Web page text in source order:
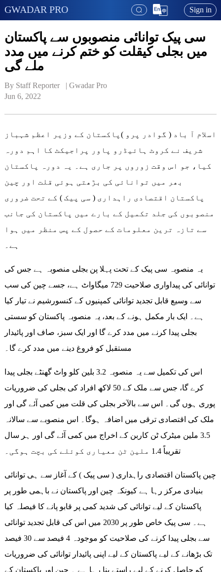
GWADAR PRO Sign in
سی پیک توانائی منصوبوں سے پاکستان
میں بجلی کیقلت کو ختم کرنے میں مدد
ملے گی
By Staff Reporter   | Gwadar Pro
Jun 6, 2022
اسلام آ باد ( گوادر پرو )پاکستان کے وزیر اعظم شہباز
شریف نے کروٹ ہائیڈرو پاور پراجیکٹ کا اہم دورہ
کیا، جو اس وقت زوروں پر جاری ہے۔ یہ دورہ پاکستان
بھر میں توانائی کی بڑھتی ہوئی قلت اور چین
پاکستان اقتصادی راہداری ( سی پیک ) کے تحت ضروری
منصوبوں کی جلد تکمیل کے بارے میں پاکستان کی جانب
سے تازہ ترین معلومات کے حصول کے پس منظر میں ہوا
ہے۔
یہ منصوبہ سی پیک کے تحت پہلا پن بجلی منصوبہ ہے جس کی
توانائی کی پیداواری صلاحیت 729 میگاواٹ ہے، جسے چین کی سب
سے وسیع قابل تجدید توانائی کمپنیوں کے کنسورشیم نے تیار کیا
ہے۔ ایک بار مکمل ہونے کے بعد، یہ منصوبہ پاکستان کو سستی
بجلی پیدا کرنے میں مدد کرے گا اور ایک سبز، صاف اور پائیدار
مستقبل کو فروغ دینے میں مدد کرے گا۔
اس کی تکمیل سے یہ منصوبہ 3.2 بلین کلو واٹ گھنٹے بجلی پیدا
کرے گا، جس سے ملک کے 50 لاکھ افراد کی بجلی کی ضروریات
پوری ہوں گی۔ اس سے بالآخر بجلی کی قلت میں کمی آئے گی اور
ملک کی اقتصادی ترقی میں اضافہ ہوگا۔ اس منصوبے سے سالانہ
3.5 ملین میٹرک ٹن کاربن کے اخراج میں کمی آئے گی اور ہر سال
تقریباً 1.4 ملین ٹن معیاری کوئلے کی بچت ہوگی۔
چین پاکستان اقتصادی راہداری ( سی پیک ) کے آغاز سے ہی توانائی
بنیادی مرکز رہا ہے کیونکہ چین اور پاکستان نے باہمی طور پر
پاکستان کے لیے توانائی کی شدید کمی پر قابو پانے کا فیصلہ کیا
ہے۔ سی پیک خاص طور پر 2030 میں اس کی قابل تجدید توانائی
سے بجلی پیدا کرنے کی صلاحیت کو موجودہ 4 فیصد سے 30 فیصد
تک بڑھانے کے لیے پاکستان کے لیے اپنی پائیدار توانائی کی ضروریات
کو حاصل کرنے کے لیے راستے بنا رہا ہے ۔ چین اور پاکستان کے